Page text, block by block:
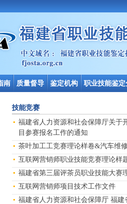
南 质量督导 鉴定机构 职业技能鉴定
技能竞赛
福建省人力资源和社会保障厅关于
目参赛报名工作的通知
茶叶加工工竞赛理论样卷&汽车维
互联网营销师职业技能竞赛理论样
福建省第三届评茶员职业技能大赛
互联网营销师项目技术工作文件
福建省人力资源和社会保障厅 福